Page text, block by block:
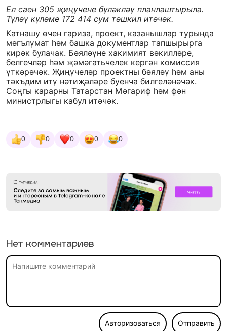
Ел саен 305 җиңүчене бүләкләү планлаштырыла.
Түләү күләме 172 414 сум тәшкил итәчәк.
Катнашу өчен гариза, проект, казанышлар турында
мәгълүмат һәм башка документлар тапшырырга
кирәк булачак. Бәяләүне хакимият вәкилләре,
белгечләр һәм җәмәгатьчелек кергән комиссия
үткәрәчәк. Җиңүчеләр проектны бәяләү һәм аны
тәкъдим итү нәтиҗәләре буенча билгеләнәчәк.
Соңгы карарны Татарстан Мәгариф һәм фән
министрлыгы кабул итәчәк.
0 0 0 0 0
Нет комментариев
Авторизоваться Отправить